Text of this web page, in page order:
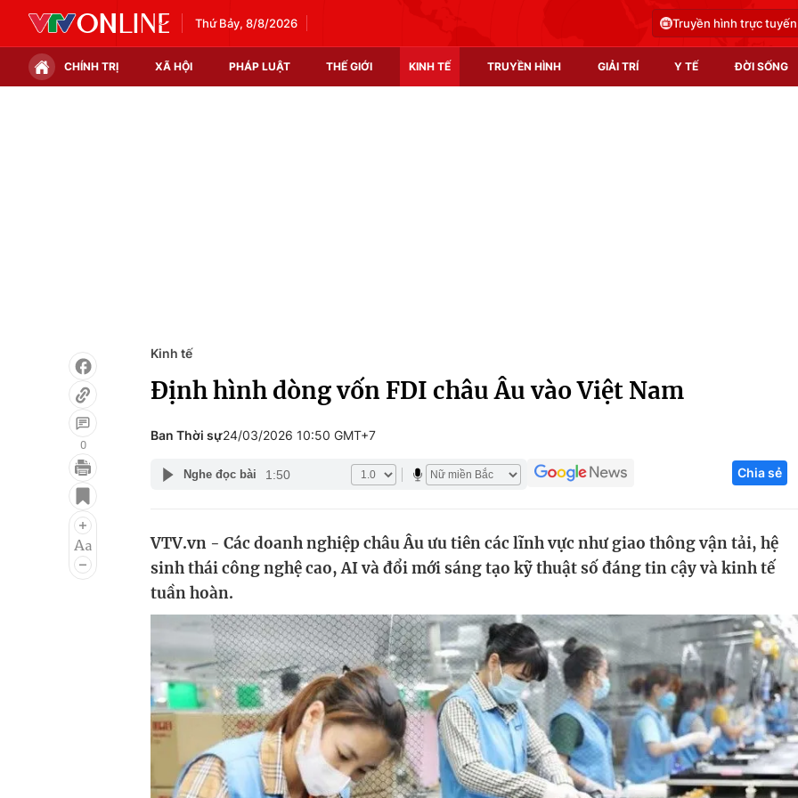
Thứ Bảy, 8/8/2026 Truyền hình trực tuyến
CHÍNH TRỊ XÃ HỘI PHÁP LUẬT THẾ GIỚI KINH TẾ TRUYỀN HÌNH GIẢI TRÍ Y TẾ ĐỜI SỐNG
Điện ảnh
Âm nhạc
Làm đẹp
Giáo dục
Học trực tuyến
Công nghệ
Sản phẩm
Tư vấn
0
Kinh tế
Định hình dòng vốn FDI châu Âu vào Việt Nam
Ban Thời sự24/03/2026 10:50 GMT+7
Nghe đọc bài 1:50 Chia sẻ
VTV.vn - Các doanh nghiệp châu Âu ưu tiên các lĩnh vực như giao thông vận tải, hệ
sinh thái công nghệ cao, AI và đổi mới sáng tạo kỹ thuật số đáng tin cậy và kinh tế
tuần hoàn.